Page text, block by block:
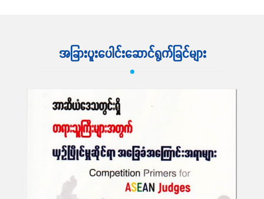
အခြားပူးပေါင်းဆောင်ရွက်ခြင်များ